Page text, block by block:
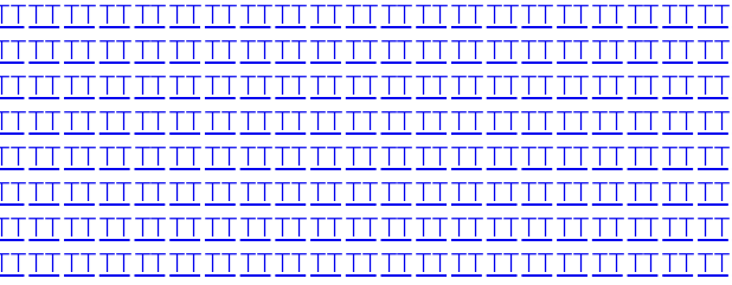
TTTTTTTTTTTTTTTTTTTTTTTTTTTTTTTTTTTTTTTT
TTTTTTTTTTTTTTTTTTTTTTTTTTTTTTTTTTTTTTTT
TTTTTTTTTTTTTTTTTTTTTTTTTTTTTTTTTTTTTTTT
TTTTTTTTTTTTTTTTTTTTTTTTTTTTTTTTTTTTTTTT
TTTTTTTTTTTTTTTTTTTTTTTTTTTTTTTTTTTTTTTT
TTTTTTTTTTTTTTTTTTTTTTTTTTTTTTTTTTTTTTTT
TTTTTTTTTTTTTTTTTTTTTTTTTTTTTTTTTTTTTTTT
TTTTTTTTTTTTTTTTTTTTTTTTTTTTTTTTTTTTTTTT